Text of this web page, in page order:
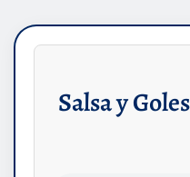
Salsa y